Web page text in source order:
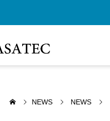
NEWS NEWS